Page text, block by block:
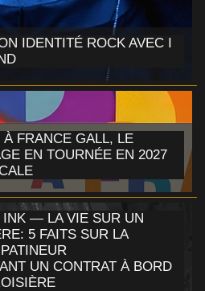
IDENTITÉ ROCK AVEC I
FRANCE GALL, LE
EN TOURNÉE EN 2027
INK — LA VIE SUR UN
5 FAITS SUR LA
UN CONTRAT À BORD